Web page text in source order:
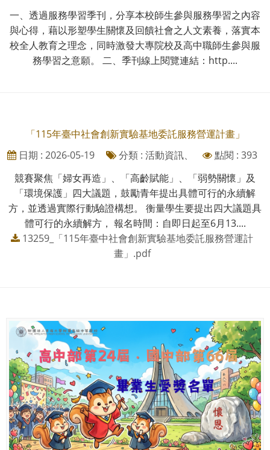
一、透過服務學習季刊，分享本校師生參與服務學習之內容
與心得，藉以形塑學生關懷及回饋社會之人文素養，落實本
校全人教育之理念，同時激發大專院校及高中職師生參與服
務學習之意願。 二、季刊線上閱覽連結：http....
「115年臺中社會創新實驗基地委託服務營運計畫」
日期 : 2026-05-19
分類 : 活動資訊、
點閱 : 393
競賽聚焦「婦女再造」、「高齡賦能」、「弱勢關懷」及
「環境保護」四大議題，鼓勵青年提出具體可行的永續解
方，並透過實際行動驗證構想。 衡量學生要提出四大議題具
體可行的永續解方， 報名時間：自即日起至6月13....
13259_「115年臺中社會創新實驗基地委託服務營運計
畫」.pdf